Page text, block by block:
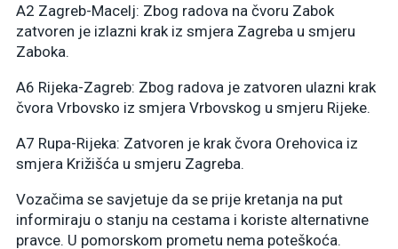
A2 Zagreb-Macelj: Zbog radova na čvoru Zabok
zatvoren je izlazni krak iz smjera Zagreba u smjeru
Zaboka.
A6 Rijeka-Zagreb: Zbog radova je zatvoren ulazni krak
čvora Vrbovsko iz smjera Vrbovskog u smjeru Rijeke.
A7 Rupa-Rijeka: Zatvoren je krak čvora Orehovica iz
smjera Križišća u smjeru Zagreba.
Vozačima se savjetuje da se prije kretanja na put
informiraju o stanju na cestama i koriste alternativne
pravce. U pomorskom prometu nema poteškoća.